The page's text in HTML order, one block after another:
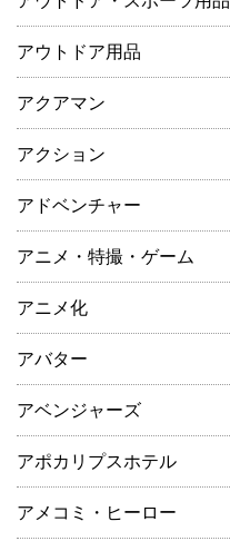
アウトドア用品
アクアマン
アクション
アドベンチャー
アニメ・特撮・ゲーム
アニメ化
アバター
アベンジャーズ
アポカリプスホテル
アメコミ・ヒーロー